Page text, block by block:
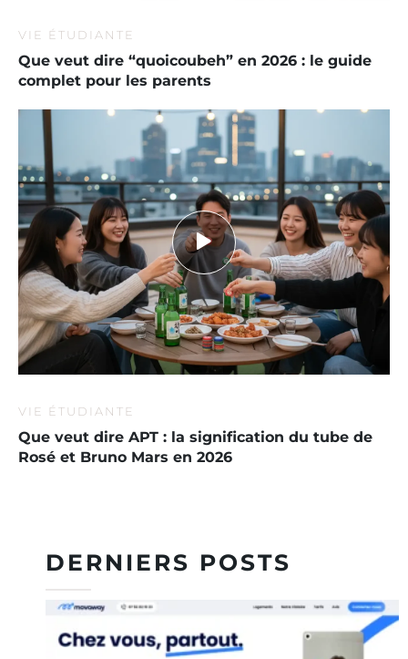
DERNIERS POSTS
VIE ÉTUDIANTE
Que veut dire “quoicoubeh” en 2026 : le guide
complet pour les parents
VIE ÉTUDIANTE
Que veut dire APT : la signification du tube de
Rosé et Bruno Mars en 2026